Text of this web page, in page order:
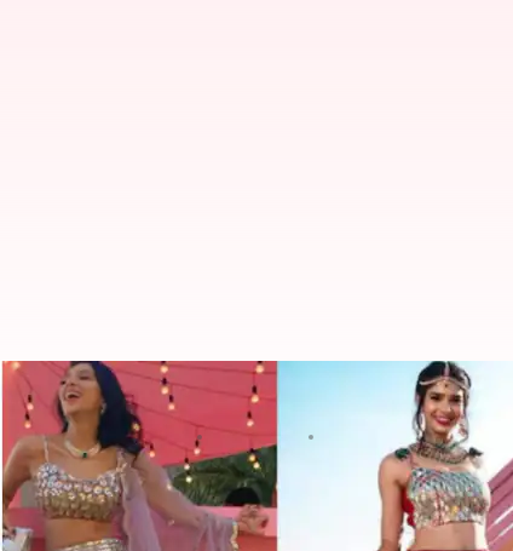
Tren Lehenga 2024, yang
menulis Taufiq Al Jufri
Apa ceritanya